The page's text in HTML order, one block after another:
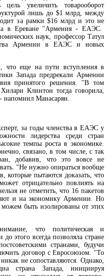
дорожного строительства будет
World с преимуществами для
цель увеличить товарооборот
лишь до $1 млрд, между
за рамки $16 млрд и это не
в Ереване "Армения - ЕАЭС.
наук, профессор Татул
Армении в ЕАЭС и новых
что еще на пути вступления в
Запада предрекали Армении
принятого решения. "В том
Клинтон тогда говорила,
напомнил Манасарян.
за годы членства в ЕАЭС у
лидерства среди стран
темпы роста в экономике.
связано, в том числе, с так
добавив, что это вовсе не
"Не нужно опираться вообще
которые пытаются доказать, что
отрицательно повлиять на
не отметить, что 16 пакетов
и на экономику Армении. Но
быть изолированы от этих
что политическая и
этого всегда позволяла стране
странами, будучи
договор с Евросоюзом. "То
не сопоставляются. Однако,
страна Запада, инициируя